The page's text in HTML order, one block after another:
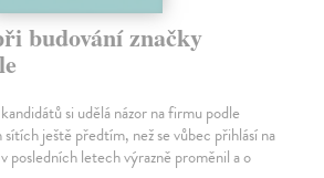
budování značky
si udělá názor na firmu podle
ještě předtím, než se vůbec přihlásí na
posledních letech výrazně proměnil a o